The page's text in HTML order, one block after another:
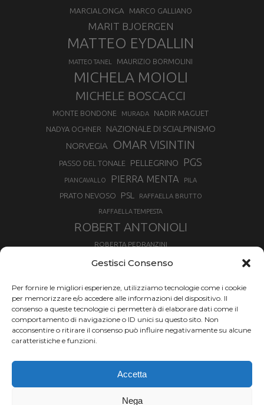
Gestisci Consenso
Per fornire le migliori esperienze, utilizziamo tecnologie come i cookie
per memorizzare e/o accedere alle informazioni del dispositivo. Il
consenso a queste tecnologie ci permetterà di elaborare dati come il
comportamento di navigazione o ID unici su questo sito. Non
acconsentire o ritirare il consenso può influire negativamente su alcune
caratteristiche e funzioni.
Accetta
Nega
MARCIALONGA MARCO GALLIANO
MARIT BJOERGEN
MATTEO EYDALLIN
MATTEO TANEL MAURIZIO BORMOLINI
MICHELA MOIOLI
MICHELE BOSCACCI
MONTE BONDONE MURADA NADIR MAGUET
NADYA OCHNER
NAZIONALE DI SCIALPINISMO
NORVEGIA
OMAR VISINTIN
PASSO DEL TONALE PELLEGRINO PGS
PIANCAVALLO PIERRA MENTA PILA
PRATO NEVOSO PSL RAFFAELLA BRUTTO
RAFFAELLA TEMPESTA
ROBERT ANTONIOLI
ROBERTA PEDRANZINI
ROLAND FISCHNALLER
SIMONE DEROMEDIS SKIALPDEIPARCHI SKICROSS
SLOPESTYLE SNOWBOARD
SNOWBOARDCROSS SPRINT
THERESE JOHAUG
TRANSCAVALLO TROFEO MEZZALAMA
VAL DI FIEMME